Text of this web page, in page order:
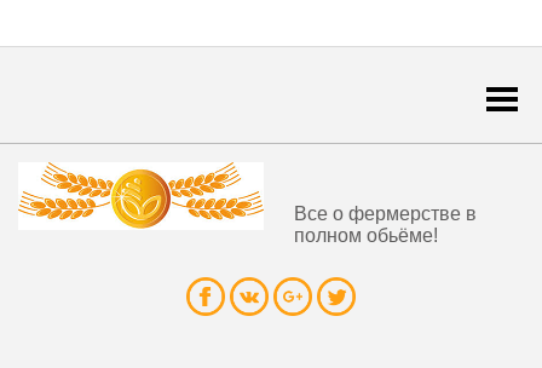
Все о фермерстве в
полном обьёме!